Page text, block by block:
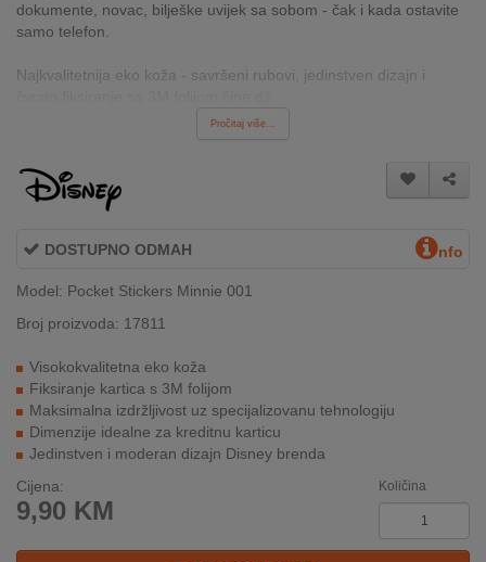
&
NALOG
BRENDOVI
NOVO
U
PONUDI
KONTAKT
KUPOVINA
dokumente, novac, bilješke uvijek sa sobom - čak i kada ostavite
samo telefon.
Najkvalitetnija eko koža - savršeni rubovi, jedinstven dizajn i
Pročitaj više...
DOSTUPNO ODMAH nfo
Model: Pocket Stickers Minnie 001
Broj proizvoda: 17811
Visokokvalitetna eko koža
Fiksiranje kartica s 3M folijom
Maksimalna izdržljivost uz specijalizovanu tehnologiju
Dimenzije idealne za kreditnu karticu
Jedinstven i moderan dizajn Disney brenda
Cijena:
9,90 KM
Količina